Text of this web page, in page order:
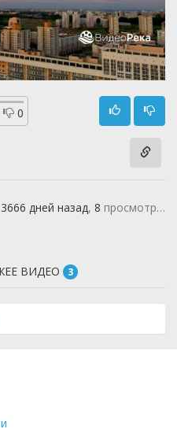
0
3666 дней назад, 8 просмотров
ВИДЕО 3